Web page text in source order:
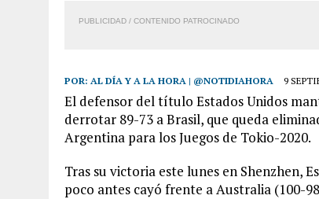
7 AGOSTO, 2026 | YARACUY: ASESINARON DOS
PUBLICIDAD / CONTENIDO PATROCINADO
POR: AL DÍA Y A LA HORA | @NOTIDIAHORA 9
El defensor del título Estados Unidos
derrotar 89-73 a Brasil, que queda
Argentina para los Juegos de Tokio-2020.
Tras su victoria este lunes en Shenzhen,
poco antes cayó frente a Australia (100-